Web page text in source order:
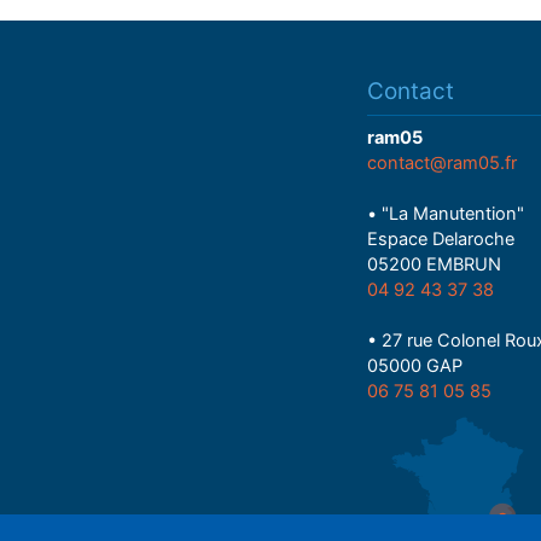
Contact
ram05
contact@ram05.fr
• "La Manutention"
Espace Delaroche
05200 EMBRUN
04 92 43 37 38
• 27 rue Colonel
05000 GAP
06 75 81 05 85